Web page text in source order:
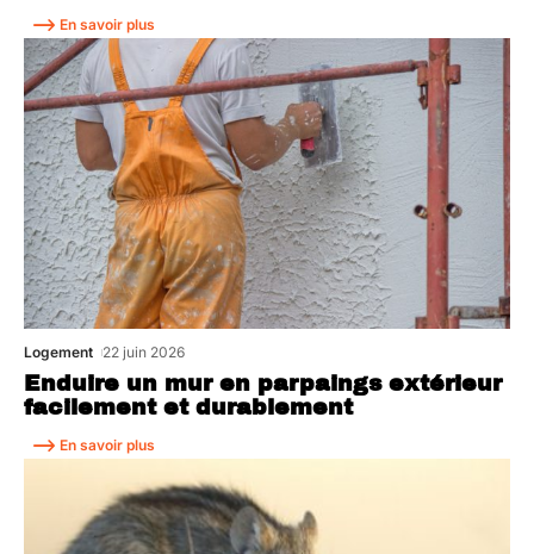
En savoir plus
Enduire un mur en parpaings extérieur
facilement et durablement
Logement 22 juin 2026
En savoir plus